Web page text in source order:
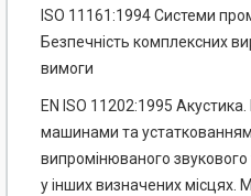
ISO 11161:1994 Системи
Безпечність комплексних
вимоги
EN ISO 11202:1995
машинами та
випромінюваного звукового
у інших визначених місцях.